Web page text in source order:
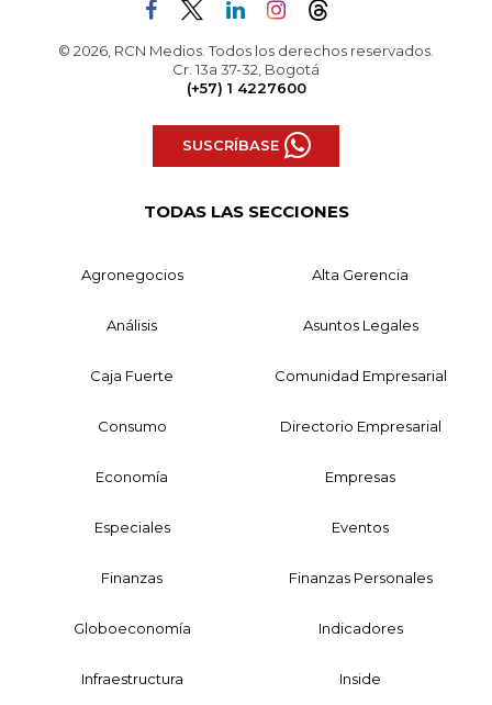
© 2026, RCN Medios. Todos los derechos reservados.
Cr. 13a 37-32, Bogotá
(+57) 1 4227600
SUSCRÍBASE
TODAS LAS SECCIONES
Agronegocios Alta Gerencia
Análisis Asuntos Legales
Caja Fuerte Comunidad Empresarial
Consumo Directorio Empresarial
Economía Empresas
Especiales Eventos
Finanzas Finanzas Personales
Globoeconomía Indicadores
Infraestructura Inside